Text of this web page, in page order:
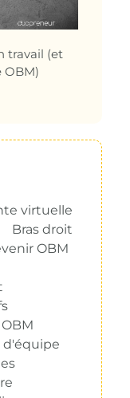
travail (et
OBM)
virtuelle
Bras droit
OBM